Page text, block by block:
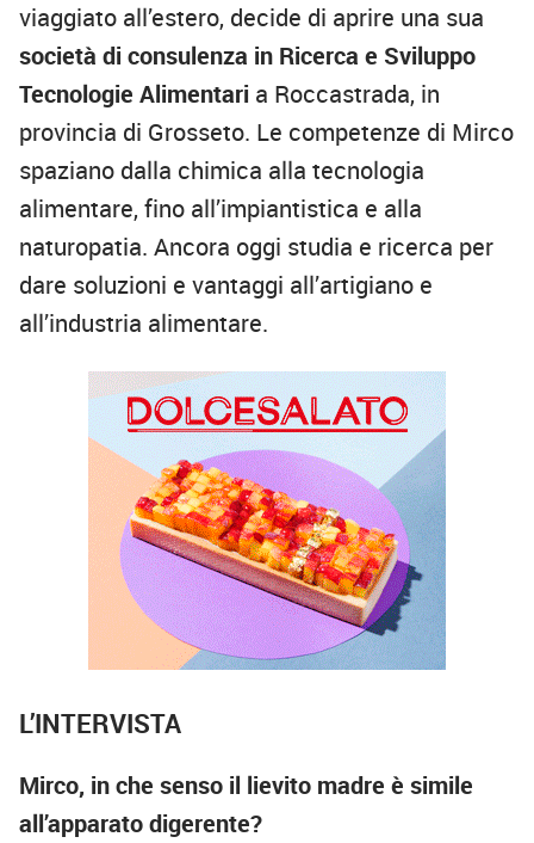
viaggiato all’estero, decide di aprire una sua
società di consulenza in Ricerca e Sviluppo
Tecnologie Alimentari a Roccastrada, in
provincia di Grosseto. Le competenze di Mirco
spaziano dalla chimica alla tecnologia
alimentare, fino all’impiantistica e alla
naturopatia. Ancora oggi studia e ricerca per
dare soluzioni e vantaggi all’artigiano e
all’industria alimentare.
L’INTERVISTA
Mirco, in che senso il lievito madre è simile
all’apparato digerente?